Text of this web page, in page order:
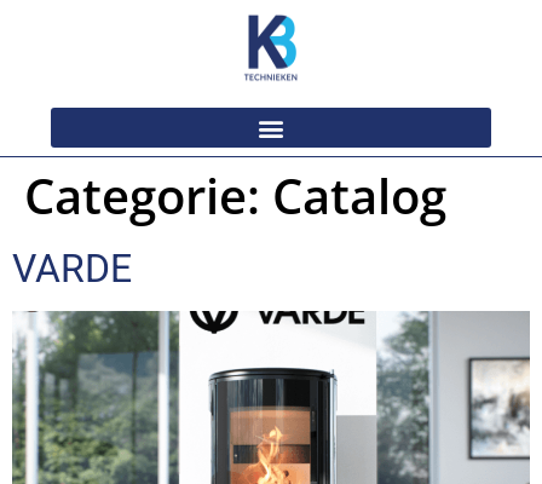
Categorie: Catalog
VARDE